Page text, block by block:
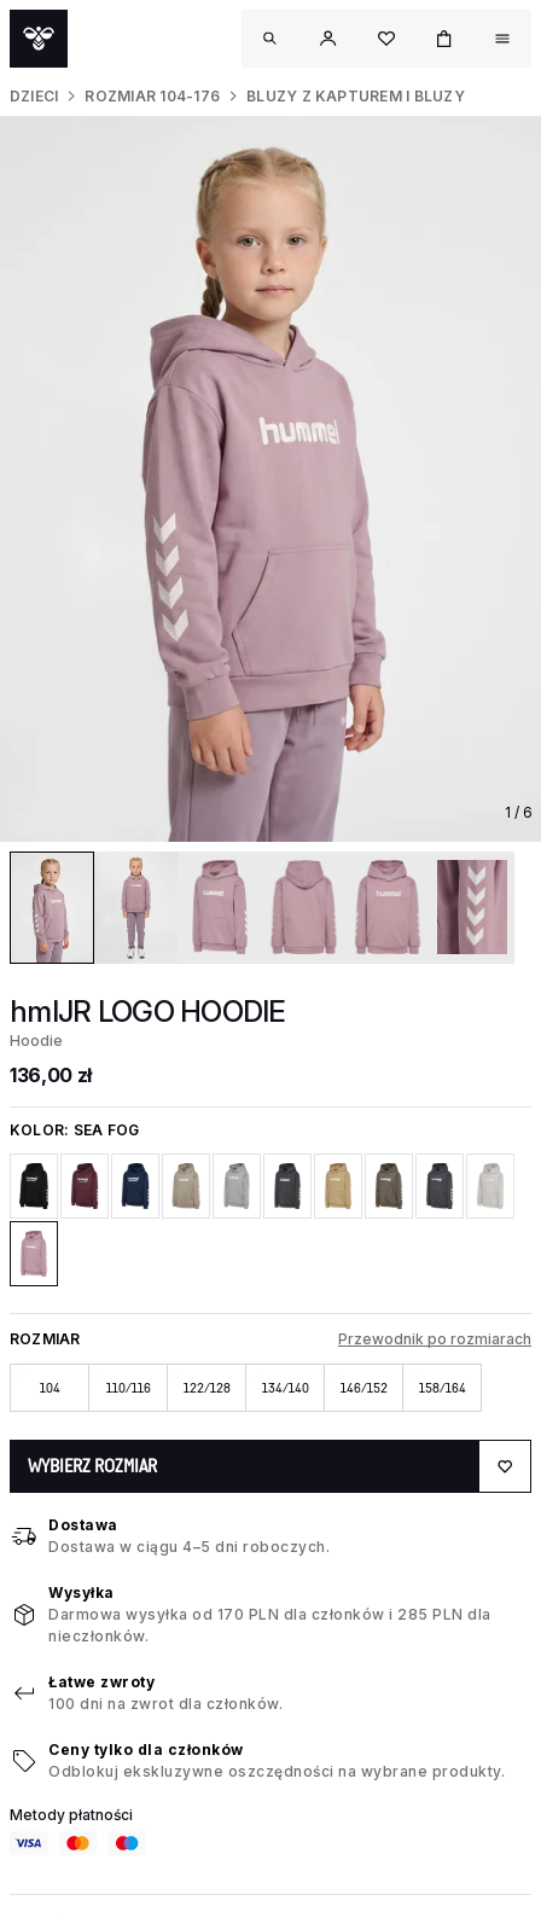
DZIECI ROZMIAR 104-176 BLUZY Z KAPTUREM I BLUZY
1 / 6
hmlJR LOGO HOODIE
Hoodie
136,00 zł
KOLOR: SEA FOG
ROZMIAR Przewodnik po rozmiarach
104 110/116 122/128 134/140 146/152 158/164
WYBIERZ ROZMIAR
Dostawa
Dostawa w ciągu 4–5 dni roboczych.
Wysyłka
Darmowa wysyłka od 170 PLN dla członków i 285 PLN dla
nieczłonków.
Łatwe zwroty
100 dni na zwrot dla członków.
Ceny tylko dla członków
Odblokuj ekskluzywne oszczędności na wybrane produkty.
Metody płatności